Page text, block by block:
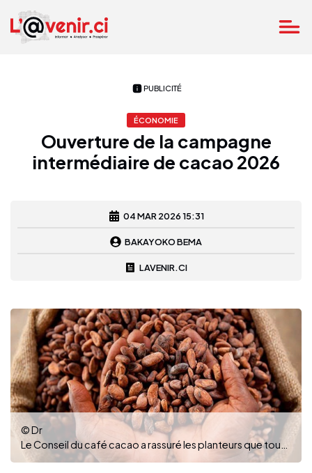
PUBLICITÉ
ÉCONOMIE
Ouverture de la campagne
intermédiaire de cacao 2026
04 MAR 2026 15:31
BAKAYOKO BEMA
LAVENIR.CI
© Dr